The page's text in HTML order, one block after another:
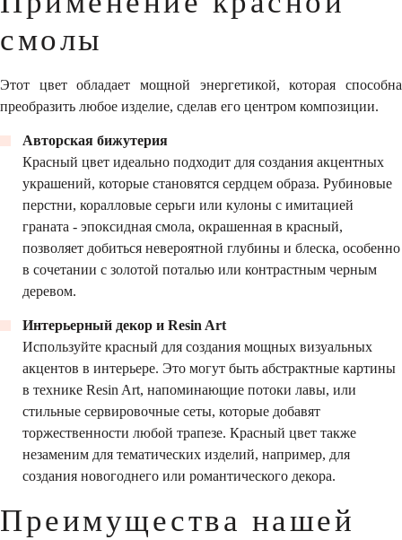
смолы
Этот цвет обладает мощной энергетикой, которая способна
преобразить любое изделие, сделав его центром композиции.
Авторская бижутерия
Красный цвет идеально подходит для создания акцентных
украшений, которые становятся сердцем образа. Рубиновые
перстни, коралловые серьги или кулоны с имитацией
граната - эпоксидная смола, окрашенная в красный,
позволяет добиться невероятной глубины и блеска, особенно
в сочетании с золотой поталью или контрастным черным
деревом.
Интерьерный декор и Resin Art
Используйте красный для создания мощных визуальных
акцентов в интерьере. Это могут быть абстрактные картины
в технике Resin Art, напоминающие потоки лавы, или
стильные сервировочные сеты, которые добавят
торжественности любой трапезе. Красный цвет также
незаменим для тематических изделий, например, для
создания новогоднего или романтического декора.
Преимущества нашей